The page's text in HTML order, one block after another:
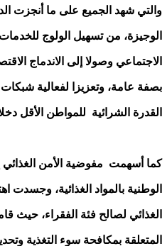
والتي شهد الجميع على ما أنجزت
الوجيزة، من تسهيل الولوج
الاجتماعي وصولا إلى الاندماج
بصفة عامة، وتعزيزا لفعالية
القدرة الشرائية للمواطن الأقل
كما أسهمت مفوضية الأمن
الوطنية بالمواد الغذائية، وجسدت
الغذائي لصالح فئة الفقراء، حيث
المتعلقة بمكافحة سوء التغذية